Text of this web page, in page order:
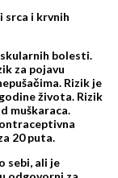
srca i krvnih
bolesti.
za pojavu
Rizik je
života. Rizik
muškaraca.
20 puta.
sebi, ali je